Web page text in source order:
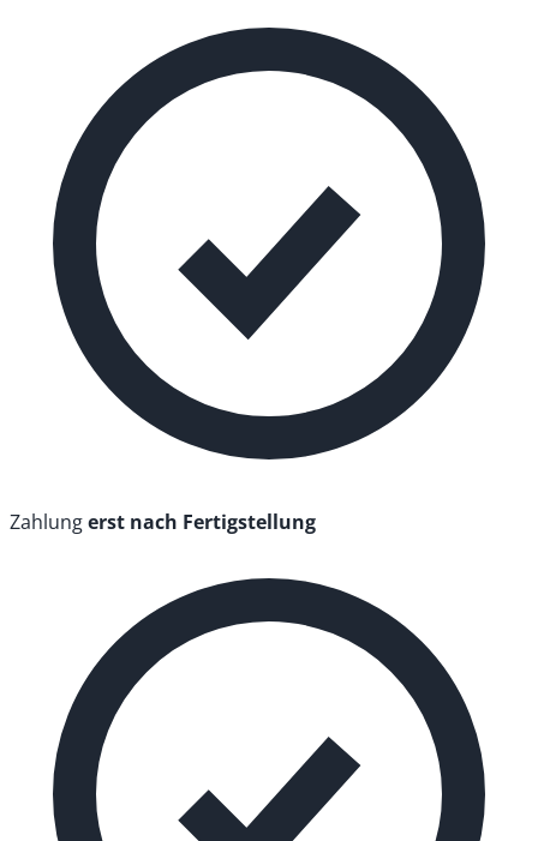
Zahlungerst nach Fertigstellung